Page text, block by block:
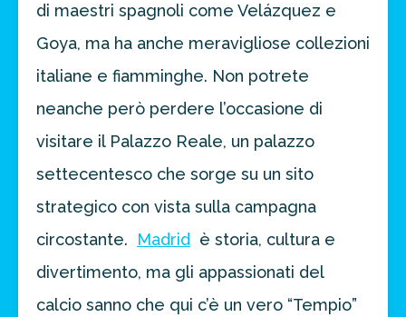
di maestri spagnoli come Velázquez e
Goya, ma ha anche meravigliose collezioni
italiane e fiamminghe. Non potrete
neanche però perdere l’occasione di
visitare il Palazzo Reale, un palazzo
settecentesco che sorge su un sito
strategico con vista sulla campagna
circostante.
Madrid
è storia, cultura e
divertimento, ma gli appassionati del
calcio sanno che qui c’è un vero “Tempio”